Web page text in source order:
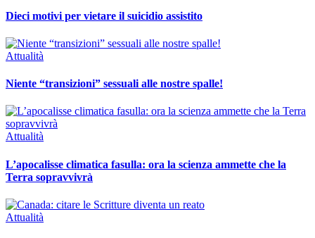
Dieci motivi per vietare il suicidio assistito
Attualità
Niente “transizioni” sessuali alle nostre spalle!
Attualità
L’apocalisse climatica fasulla: ora la scienza ammette che la
Terra sopravvivrà
Attualità